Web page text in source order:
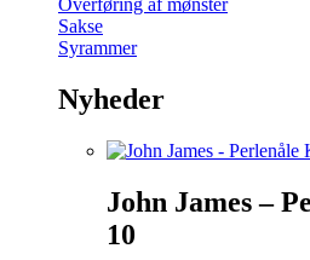
Sakse
Syrammer
Nyheder
John James –
10